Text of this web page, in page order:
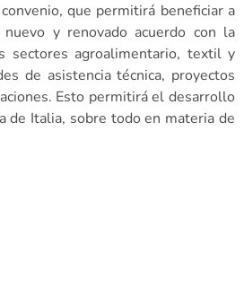
que permitirá beneficiar a
y renovado acuerdo con la
sectores agroalimentario, textil y
de asistencia técnica, proyectos
Esto permitirá el desarrollo
de Italia, sobre todo en materia de